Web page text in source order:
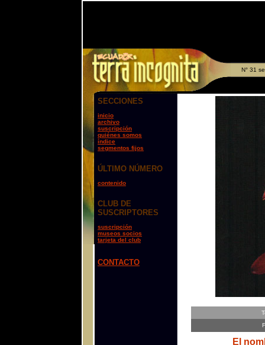
N° 31
SECCIONES
inicio
archivo
suscripción
quiénes somos
índice
segmentos fijos
ÚLTIMO NÚMERO
contenido
CLUB DE
SUSCRIPTORES
suscripción
museos socios
tarjeta del club
CONTACTO
El